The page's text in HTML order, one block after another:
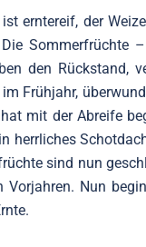
erntereif, der
Sommerfrüchte
den Rückstand,
Frühjahr,
mit der Abreife
herrliches
sind nun
Vorjahren. Nun